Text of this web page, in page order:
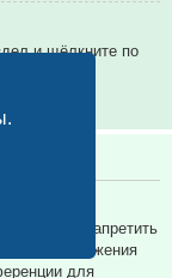
и щёлкните по
или запретить
какие вложения
для